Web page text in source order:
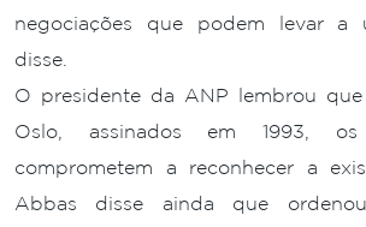
negociações que podem levar a
disse.
O presidente da ANP lembrou
Oslo, assinados em 1993,
comprometem a reconhecer a
Abbas disse ainda que